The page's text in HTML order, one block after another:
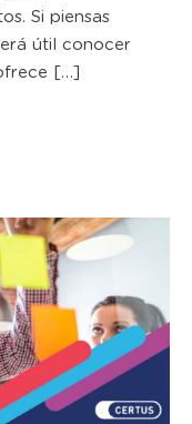
Si piensas
útil conocer
[…]